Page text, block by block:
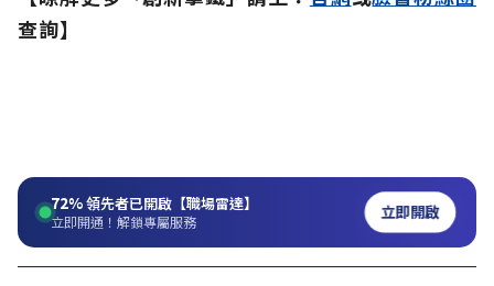
查詢】
72%領先者已開啟【職場雷達】
立即開通！解鎖專屬服務 立即開啟